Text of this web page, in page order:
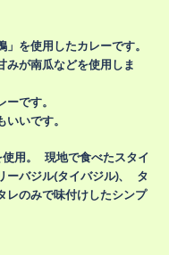
を使用したカレーです。
みが南瓜などを使用しま
です。
いです。
用。 現地で食べたスタイ
ーバジル(タイバジル)、 タ
レのみで味付けしたシンプ